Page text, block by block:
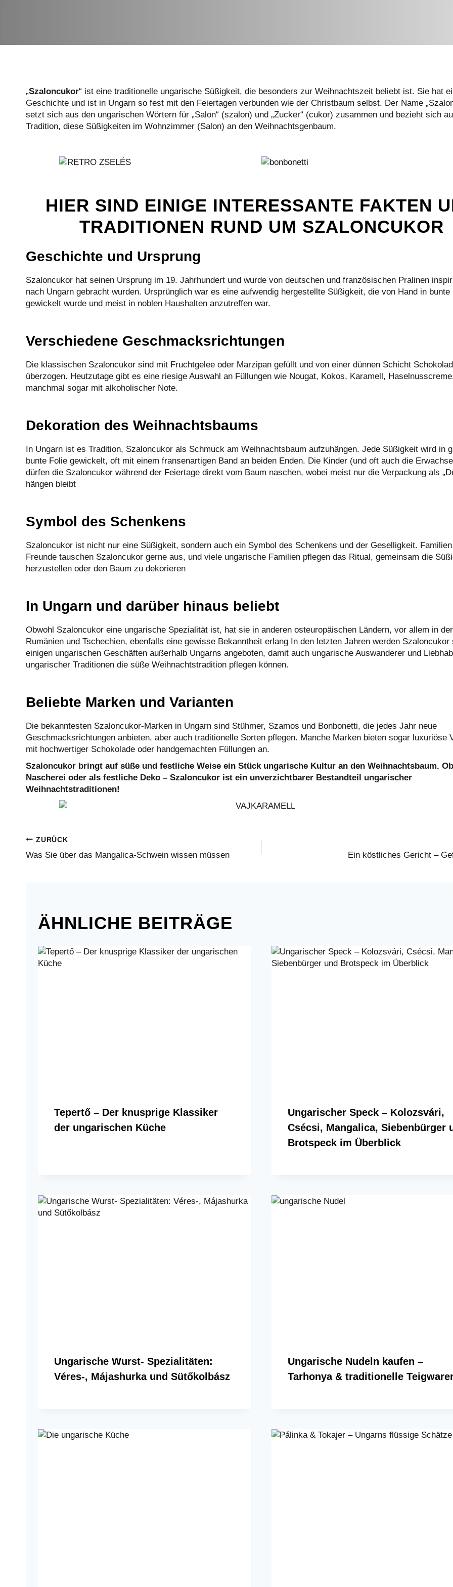
„Szaloncukor“ ist eine traditionelle ungarische Süßigkeit, die besonders zur Weihnachtszeit beliebt ist. Sie hat
Geschichte und ist in Ungarn so fest mit den Feiertagen verbunden wie der Christbaum selbst. Der Name
setzt sich aus den ungarischen Wörtern für „Salon“ (szalon) und „Zucker“ (cukor) zusammen und bezieht sich
Tradition, diese Süßigkeiten im Wohnzimmer (Salon) an den Weihnachtsgenbaum.
HIER SIND EINIGE INTERESSANTE FAKTEN
TRADITIONEN RUND UM SZALONCUKOR
Geschichte und Ursprung
Szaloncukor hat seinen Ursprung im 19. Jahrhundert und wurde von deutschen und französischen Pralinen
nach Ungarn gebracht wurden. Ursprünglich war es eine aufwendig hergestellte Süßigkeit, die von Hand in bunte
gewickelt wurde und meist in noblen Haushalten anzutreffen war.
Verschiedene Geschmacksrichtungen
Die klassischen Szaloncukor sind mit Fruchtgelee oder Marzipan gefüllt und von einer dünnen Schicht
überzogen. Heutzutage gibt es eine riesige Auswahl an Füllungen wie Nougat, Kokos, Karamell,
manchmal sogar mit alkoholischer Note.
Dekoration des Weihnachtsbaums
In Ungarn ist es Tradition, Szaloncukor als Schmuck am Weihnachtsbaum aufzuhängen. Jede Süßigkeit wird in
bunte Folie gewickelt, oft mit einem fransenartigen Band an beiden Enden. Die Kinder (und oft auch die
dürfen die Szaloncukor während der Feiertage direkt vom Baum naschen, wobei meist nur die Verpackung als
hängen bleibt
Symbol des Schenkens
Szaloncukor ist nicht nur eine Süßigkeit, sondern auch ein Symbol des Schenkens und der Geselligkeit.
Freunde tauschen Szaloncukor gerne aus, und viele ungarische Familien pflegen das Ritual, gemeinsam die
herzustellen oder den Baum zu dekorieren
In Ungarn und darüber hinaus beliebt
Obwohl Szaloncukor eine ungarische Spezialität ist, hat sie in anderen osteuropäischen Ländern, vor allem in
Rumänien und Tschechien, ebenfalls eine gewisse Bekanntheit erlang In den letzten Jahren werden Szaloncukor
einigen ungarischen Geschäften außerhalb Ungarns angeboten, damit auch ungarische Auswanderer und
ungarischer Traditionen die süße Weihnachtstradition pflegen können.
Beliebte Marken und Varianten
Die bekanntesten Szaloncukor-Marken in Ungarn sind Stühmer, Szamos und Bonbonetti, die jedes Jahr neue
Geschmacksrichtungen anbieten, aber auch traditionelle Sorten pflegen. Manche Marken bieten sogar luxuriöse
mit hochwertiger Schokolade oder handgemachten Füllungen an.
Szaloncukor bringt auf süße und festliche Weise ein Stück ungarische Kultur an den Weihnachtsbaum.
Nascherei oder als festliche Deko – Szaloncukor ist ein unverzichtbarer Bestandteil ungarischer
Weihnachtstraditionen!
BEITRAGSNAVIGATION
ZURÜCK
Was Sie über das Mangalica-Schwein wissen müssen Ein köstliches Gericht –
ÄHNLICHE BEITRÄGE
Tepertő – Der knusprige Klassiker
der ungarischen Küche
Ungarischer Speck – Kolozsvári,
Csécsi, Mangalica, Siebenbürger
Brotspeck im Überblick
Ungarische Wurst- Spezialitäten:
Véres-, Májashurka und Sütőkolbász
Ungarische Nudeln kaufen –
Tarhonya & traditionelle